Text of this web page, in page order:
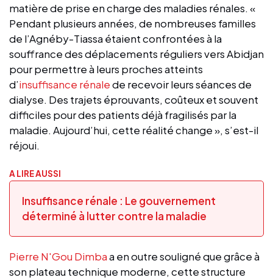
matière de prise en charge des maladies rénales. «
Pendant plusieurs années, de nombreuses familles
de l’Agnéby-Tiassa étaient confrontées à la
souffrance des déplacements réguliers vers Abidjan
pour permettre à leurs proches atteints
d’insuffisance rénalede recevoir leurs séances de
dialyse. Des trajets éprouvants, coûteux et souvent
difficiles pour des patients déjà fragilisés par la
maladie. Aujourd’hui, cette réalité change », s’est-il
réjoui.
A LIRE AUSSI
Insuffisance rénale : Le gouvernement
déterminé à lutter contre la maladie
Pierre N'Gou Dimbaa en outre souligné que grâce à
son plateau technique moderne, cette structure